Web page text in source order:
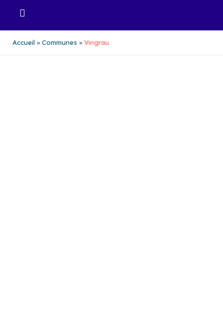
Accueil Communes Vingrau